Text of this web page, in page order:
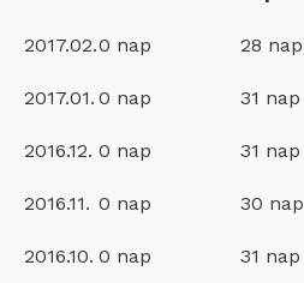
2017.02.0 nap 28 nap
2017.01. 0 nap 31 nap
2016.12. 0 nap 31 nap
2016.11. 0 nap 30 nap
2016.10. 0 nap 31 nap